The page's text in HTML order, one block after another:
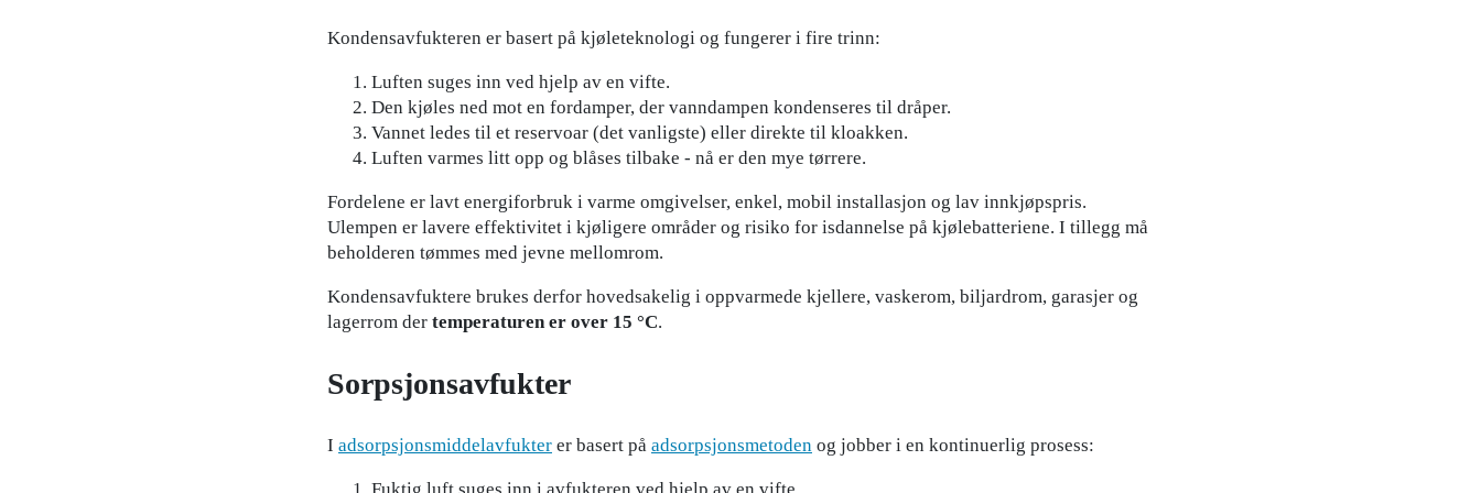
Kondensavfukteren er basert på kjøleteknologi og fungerer i fire trinn:
Luften suges inn ved hjelp av en vifte.
Den kjøles ned mot en fordamper, der vanndampen kondenseres til dråper.
Vannet ledes til et reservoar (det vanligste) eller direkte til kloakken.
Luften varmes litt opp og blåses tilbake - nå er den mye tørrere.
Fordelene er lavt energiforbruk i varme omgivelser, enkel, mobil installasjon og lav innkjøpspris.
Ulempen er lavere effektivitet i kjøligere områder og risiko for isdannelse på kjølebatteriene. I tillegg må
beholderen tømmes med jevne mellomrom.
Kondensavfuktere brukes derfor hovedsakelig i oppvarmede kjellere, vaskerom, biljardrom, garasjer og
lagerrom der temperaturen er over 15 °C.
Sorpsjonsavfukter
I adsorpsjonsmiddelavfukter er basert på adsorpsjonsmetoden og jobber i en kontinuerlig prosess:
Fuktig luft suges inn i avfukteren ved hjelp av en vifte.